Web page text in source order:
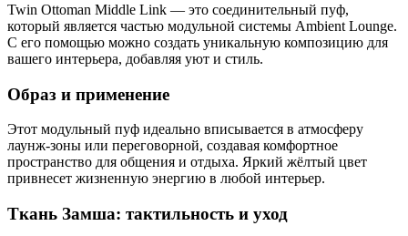
Twin Ottoman Middle Link — это соединительный пуф,
который является частью модульной системы Ambient Lounge.
С его помощью можно создать уникальную композицию для
вашего интерьера, добавляя уют и стиль.
Образ и применение
Этот модульный пуф идеально вписывается в атмосферу
лаунж-зоны или переговорной, создавая комфортное
пространство для общения и отдыха. Яркий жёлтый цвет
привнесет жизненную энергию в любой интерьер.
Ткань Замша: тактильность и уход